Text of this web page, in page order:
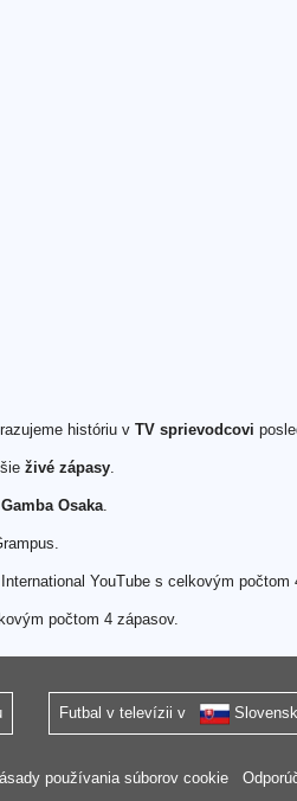
históriu v TV sprievodcovi
živé zápasy.
Osaka.
YouTube s celkovým počtom
počtom 4 zápasov.
Futbal v televízii v
používania súborov cookie